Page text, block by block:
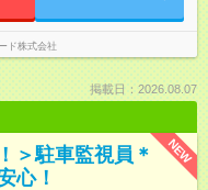
ド株式会社
掲載日：2026.08.07
NEW
＞駐車監視員＊
心！